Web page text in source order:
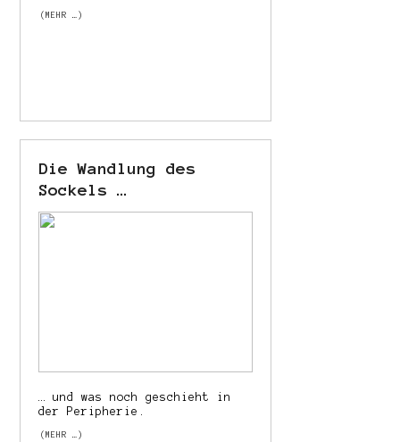
(MEHR …)
Die Wandlung des
Sockels …
… und was noch geschieht in
der Peripherie.
(MEHR …)